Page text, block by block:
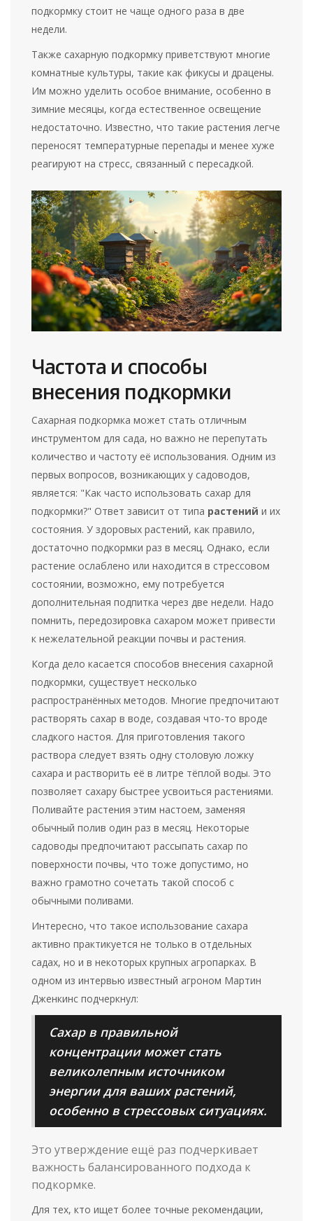
подкормку стоит не чаще одного раза в две
недели.
Также сахарную подкормку приветствуют многие
комнатные культуры, такие как фикусы и драцены.
Им можно уделить особое внимание, особенно в
зимние месяцы, когда естественное освещение
недостаточно. Известно, что такие растения легче
переносят температурные перепады и менее хуже
реагируют на стресс, связанный с пересадкой.
Частота и способы
внесения подкормки
Сахарная подкормка может стать отличным
инструментом для сада, но важно не перепутать
количество и частоту её использования. Одним из
первых вопросов, возникающих у садоводов,
является: "Как часто использовать сахар для
подкормки?" Ответ зависит от типа растений и их
состояния. У здоровых растений, как правило,
достаточно подкормки раз в месяц. Однако, если
растение ослаблено или находится в стрессовом
состоянии, возможно, ему потребуется
дополнительная подпитка через две недели. Надо
помнить, передозировка сахаром может привести
к нежелательной реакции почвы и растения.
Когда дело касается способов внесения сахарной
подкормки, существует несколько
распространённых методов. Многие предпочитают
растворять сахар в воде, создавая что-то вроде
сладкого настоя. Для приготовления такого
раствора следует взять одну столовую ложку
сахара и растворить её в литре тёплой воды. Это
позволяет сахару быстрее усвоиться растениями.
Поливайте растения этим настоем, заменяя
обычный полив один раз в месяц. Некоторые
садоводы предпочитают рассыпать сахар по
поверхности почвы, что тоже допустимо, но
важно грамотно сочетать такой способ с
обычными поливами.
Интересно, что такое использование сахара
активно практикуется не только в отдельных
садах, но и в некоторых крупных агропарках. В
одном из интервью известный агроном Мартин
Дженкинс подчеркнул:
Сахар в правильной
концентрации может стать
великолепным источником
энергии для ваших растений,
особенно в стрессовых ситуациях.
Это утверждение ещё раз подчеркивает
важность балансированного подхода к
подкормке.
Для тех, кто ищет более точные рекомендации,